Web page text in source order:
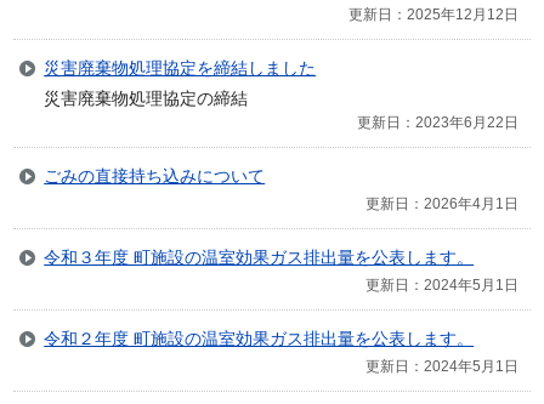
更新日：2025年12月12日
災害廃棄物処理協定を締結しました
災害廃棄物処理協定の締結
更新日：2023年6月22日
ごみの直接持ち込みについて
更新日：2026年4月1日
令和３年度 町施設の温室効果ガス排出量を公表します。
更新日：2024年5月1日
令和２年度 町施設の温室効果ガス排出量を公表します。
更新日：2024年5月1日